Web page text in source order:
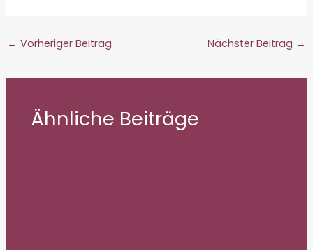
← Vorheriger Beitrag Nächster Beitrag →
Ähnliche Beiträge